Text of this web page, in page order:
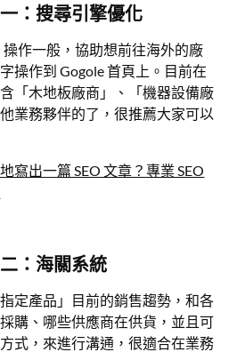
：搜尋引擎優化
操作一般，協助想前往海外的廠
操作到 Gogole 首頁上。目前在
「木地板廠商」、「機器設備廠
業務夥伴的了，很推薦大家可以
寫出一篇 SEO 文章？專業 SEO
：海關系統
定產品」目前的銷售趨勢，和各
購、哪些供應商在供貨，並且可
式，來進行溝通，很適合在業務